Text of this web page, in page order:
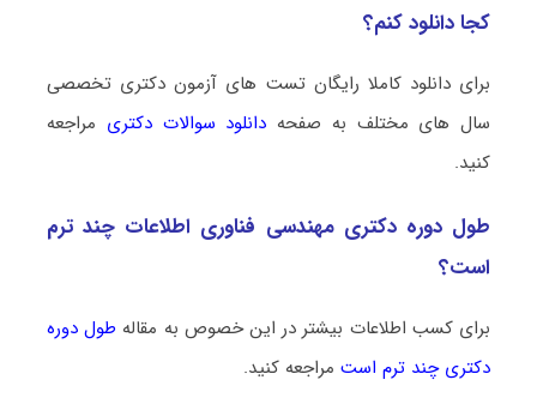
کجا دانلود کنم؟
برای دانلود کاملا رایگان تست های آزمون دکتری تخصصی
سال های مختلف به صفحه دانلود سوالات دکتری مراجعه
کنید.
طول دوره دکتری مهندسی فناوری اطلاعات چند ترم
است؟
برای کسب اطلاعات بیشتر در این خصوص به مقاله طول دوره
دکتری چند ترم استمراجعه کنید.